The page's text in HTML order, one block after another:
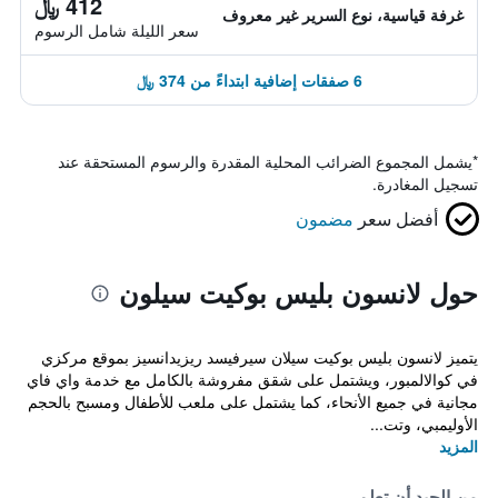
غرفة قياسية، نوع السرير غير معروف
سعر الليلة شامل الرسوم
6 صفقات إضافية ابتداءً من 374 ﷼
*يشمل المجموع الضرائب المحلية المقدرة والرسوم المستحقة عند
تسجيل المغادرة.
أفضل سعر مضمون
حول لانسون بليس بوكيت سيلون
يتميز لانسون بليس بوكيت سيلان سيرفيسد ريزيدانسيز بموقع مركزي
في كوالالمبور، ويشتمل على شقق مفروشة بالكامل مع خدمة واي فاي
مجانية في جميع الأنحاء، كما يشتمل على ملعب للأطفال ومسبح بالحجم
الأوليمبي، وتت...
المزيد